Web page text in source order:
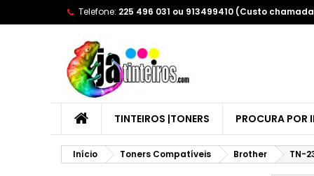
Telefone: 225 496 031 ou 913499410 (Custo
TINTEIROS |TONERS PROCURA POR
Início Toners Compatíveis Brother TN-